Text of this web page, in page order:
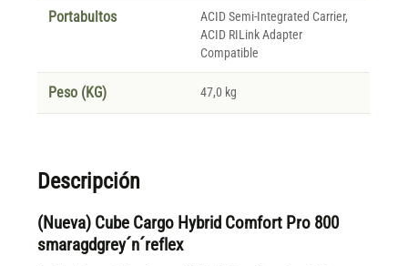
Portabultos
ACID Semi-Integrated Carrier,
ACID RILink Adapter
Compatible
Peso (KG) 47,0 kg
Descripción
(Nueva) Cube Cargo Hybrid Comfort Pro 800
smaragdgrey´n´reflex